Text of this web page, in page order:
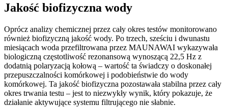
Jakość biofizyczna wody
Oprócz analizy chemicznej przez cały okres testów monitorowano
również biofizyczną jakość wody. Po trzech, sześciu i dwunastu
miesiącach woda przefiltrowana przez MAUNAWAI wykazywała
biologiczną częstotliwość rezonansową wynoszącą 22,5 Hz z
dodatnią polaryzacją kołową – wartość ta świadczy o doskonałej
przepuszczalności komórkowej i podobieństwie do wody
komórkowej. Ta jakość biofizyczna pozostawała stabilna przez cały
okres trwania testu – jest to niezwykły wynik, który pokazuje, że
działanie aktywujące systemu filtrującego nie słabnie.